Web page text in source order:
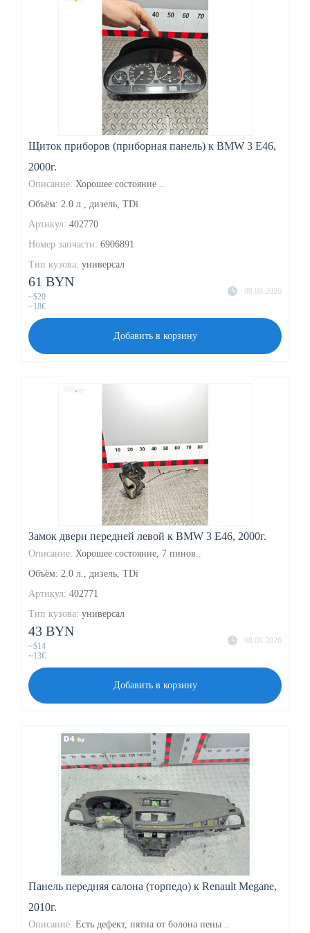
Щиток приборов (приборная панель) к BMW 3 E46,
2000г.
Описание: Хорошее состояние ..
Объём: 2.0 л., дизель, TDi
Артикул: 402770
Номер запчасти: 6906891
Тип кузова: универсал
08.08.2026
61 BYN
~$20
~18€
Добавить в корзину
Замок двери передней левой к BMW 3 E46, 2000г.
Описание: Хорошее состояние, 7 пинов..
Объём: 2.0 л., дизель, TDi
Артикул: 402771
Тип кузова: универсал
08.08.2026
43 BYN
~$14
~13€
Добавить в корзину
Панель передняя салона (торпедо) к Renault Megane,
2010г.
Описание: Есть дефект, пятна от болона пены ..